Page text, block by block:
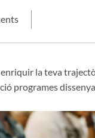
la teva
programes